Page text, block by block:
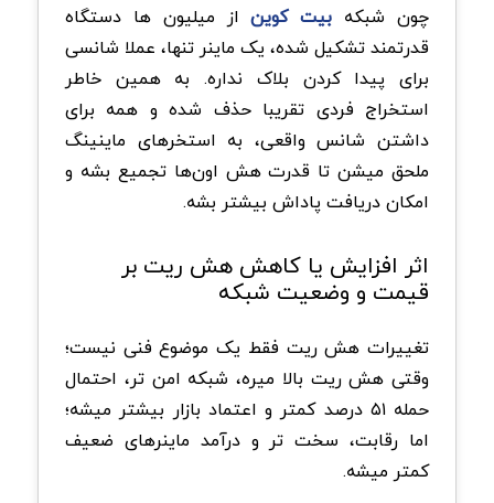
چون شبکه بیت کویناز میلیون ها دستگاه
قدرتمند تشکیل شده، یک ماینر تنها، عملا شانسی
برای پیدا کردن بلاک نداره. به همین خاطر
استخراج فردی تقریبا حذف شده و همه برای
داشتن شانس واقعی، به استخرهای ماینینگ
ملحق میشن تا قدرت هش اون‌ها تجمیع بشه و
امکان دریافت پاداش بیشتر بشه.
اثر افزایش یا کاهش هش ریت بر
قیمت و وضعیت شبکه
تغییرات هش ریت فقط یک موضوع فنی نیست؛
وقتی هش ریت بالا میره، شبکه امن تر، احتمال
حمله ۵۱ درصد کمتر و اعتماد بازار بیشتر میشه؛
اما رقابت، سخت تر و درآمد ماینرهای ضعیف
کمتر میشه.